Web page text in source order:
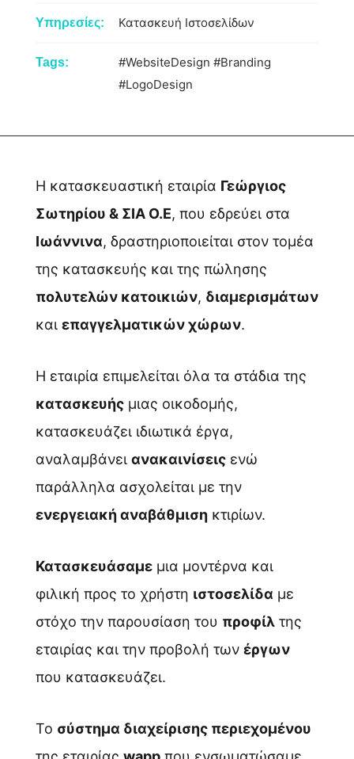
Η κατασκευαστική εταιρία Γεώργιος
Σωτηρίου & ΣΙΑ Ο.Ε, που εδρεύει στα
Ιωάννινα, δραστηριοποιείται στον τομέα
της κατασκευής και της πώλησης
πολυτελών κατοικιών, διαμερισμάτων
και επαγγελματικών χώρων.
Η εταιρία επιμελείται όλα τα στάδια της
κατασκευήςμιας οικοδομής,
κατασκευάζει ιδιωτικά έργα,
αναλαμβάνει ανακαινίσειςενώ
παράλληλα ασχολείται με την
ενεργειακή αναβάθμισηκτιρίων.
Κατασκευάσαμεμια μοντέρνα και
φιλική προς το χρήστη ιστοσελίδα με
στόχο την παρουσίαση του προφίλτης
εταιρίας και την προβολή των έργων
που κατασκευάζει.
Το σύστημα διαχείρισης περιεχομένου
Υπηρεσίες: Κατασκευή Ιστοσελίδων
Tags: #WebsiteDesign #Branding
#LogoDesign